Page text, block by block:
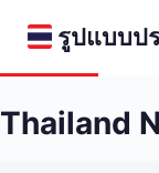
รูปแบบป
Thailand